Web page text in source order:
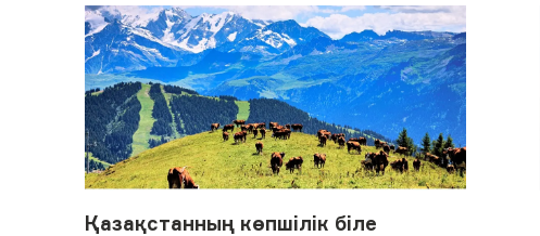
Қазақстанның көпшілік біле